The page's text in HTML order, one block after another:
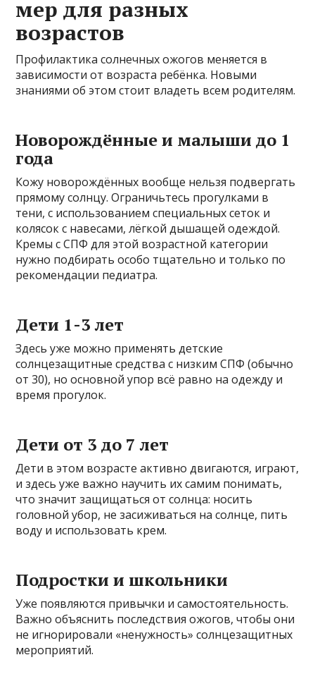
мер для разных
возрастов
Профилактика солнечных ожогов меняется в
зависимости от возраста ребёнка. Новыми
знаниями об этом стоит владеть всем родителям.
Новорождённые и малыши до 1
года
Кожу новорождённых вообще нельзя подвергать
прямому солнцу. Ограничьтесь прогулками в
тени, с использованием специальных сеток и
колясок с навесами, лёгкой дышащей одеждой.
Кремы с СПФ для этой возрастной категории
нужно подбирать особо тщательно и только по
рекомендации педиатра.
Дети 1-3 лет
Здесь уже можно применять детские
солнцезащитные средства с низким СПФ (обычно
от 30), но основной упор всё равно на одежду и
время прогулок.
Дети от 3 до 7 лет
Дети в этом возрасте активно двигаются, играют,
и здесь уже важно научить их самим понимать,
что значит защищаться от солнца: носить
головной убор, не засиживаться на солнце, пить
воду и использовать крем.
Подростки и школьники
Уже появляются привычки и самостоятельность.
Важно объяснить последствия ожогов, чтобы они
не игнорировали «ненужность» солнцезащитных
мероприятий.